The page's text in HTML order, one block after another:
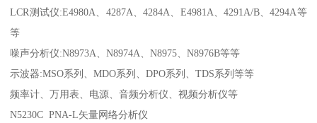
LCR测试仪:E4980A、4287A、4284A、E4981A、4291A/B、4294A等
等
噪声分析仪:N8973A、N8974A、N8975、N8976B等等
示波器:MSO系列、MDO系列、DPO系列、TDS系列等等
频率计、万用表、电源、音频分析仪、视频分析仪等
N5230C PNA-L矢量网络分析仪